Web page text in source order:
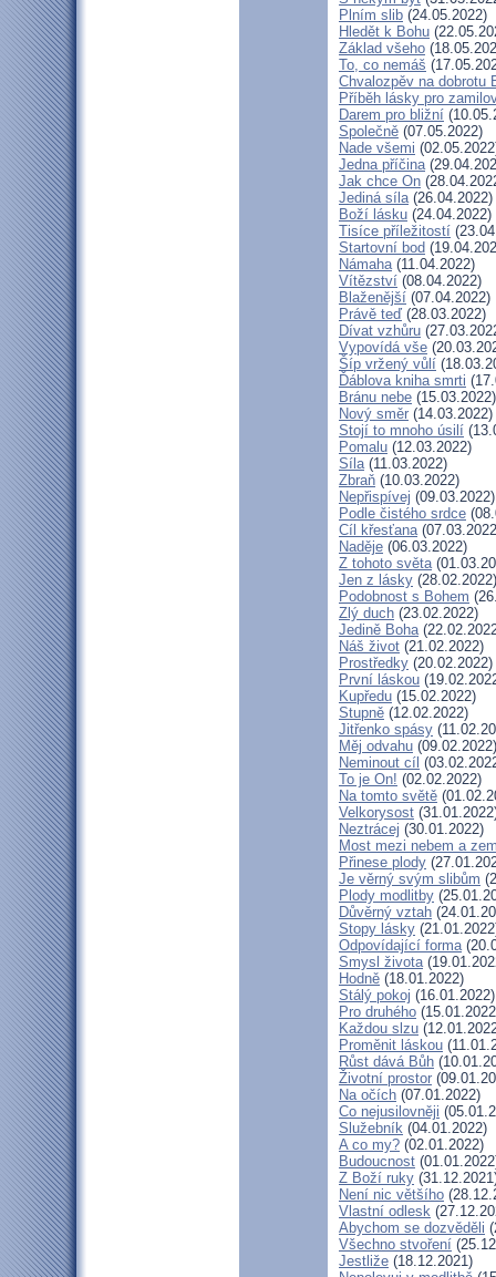
Plním slib (24.05.2022)
Hledět k Bohu
Základ všeho
To, co nemáš
Chvalozpěv na dobrotu
Příběh lásky pro
Darem pro bližní
Společně (07.05.2022)
Nade všemi
Jedna příčina
Jak chce On
Jediná síla(26.04.2022)
Boží lásku (24.04.2022)
Tisíce příležitostí
Startovní bod
Námaha(11.04.2022)
Vítězství (08.04.2022)
Blaženější (07.04.2022)
Právě teď (28.03.2022)
Dívat vzhůru
Vypovídá vše
Šíp vržený vůlí
Ďáblova kniha smrti
Bránu nebe (15.03.2022)
Nový směr (14.03.2022)
Stojí to mnoho úsilí
Pomalu (12.03.2022)
Síla(11.03.2022)
Zbraň (10.03.2022)
Nepřispívej (09.03.2022)
Podle čistého srdce
Cíl křesťana
Naděje (06.03.2022)
Z tohoto světa
Jen z lásky (28.02.2022)
Podobnost s Bohem
Zlý duch (23.02.2022)
Jedině Boha
Náš život (21.02.2022)
Prostředky (20.02.2022)
První láskou
Kupředu (15.02.2022)
Stupně (12.02.2022)
Jitřenko spásy
Měj odvahu (09.02.2022)
Neminout cíl
To je On! (02.02.2022)
Na tomto světě
Velkorysost
Neztrácej (30.01.2022)
Most mezi nebem a
Přinese plody
Je věrný svým slibům
Plody modlitby
Důvěrný vztah
Stopy lásky
Odpovídající forma
Smysl života
Hodně (18.01.2022)
Stálý pokoj (16.01.2022)
Pro druhého
Každou slzu
Proměnit láskou
Růst dává Bůh
Životní prostor
Na očích (07.01.2022)
Co nejusilovněji
Služebník (04.01.2022)
A co my? (02.01.2022)
Budoucnost
Z Boží ruky
Není nic většího
Vlastní odlesk
Abychom se dozvěděli
Všechno stvoření
Jestliže (18.12.2021)